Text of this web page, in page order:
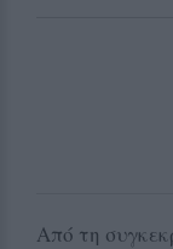
Από τη